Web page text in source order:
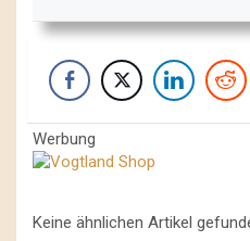
Werbung
Keine ähnlichen Artikel